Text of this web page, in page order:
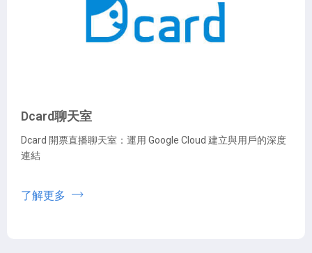
Dcard聊天室
Dcard 開票直播聊天室：運用 Google Cloud 建立與用戶的深度
連結
了解更多